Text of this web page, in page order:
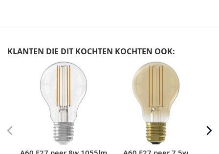
KLANTEN DIE DIT KOCHTEN KOCHTEN OOK:
carousel